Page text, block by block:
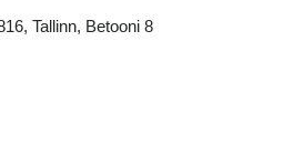
Tallinn, Betooni 8